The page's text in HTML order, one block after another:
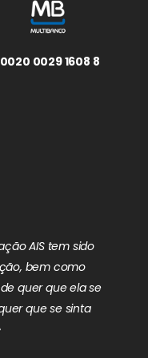
0029 1608 8
AIS tem sido
bem como
quer que ela se
que se sinta